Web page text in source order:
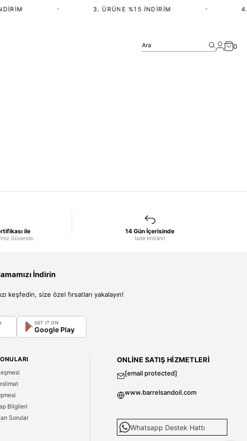
3. ÜRÜNE %15 İNDIRIM
Ara 0
ile
Güvende.
14 Gün İçerisinde
İade İmkânı!
İndirin
keşfedin, size özel fırsatları yakalayın!
GET IT ON
Google Play
Bilgileri
Sorular
ONLINE SATIŞ HIZMETLERI
[email protected]
www.barrelsandoil.com
Whatsapp Destek Hattı